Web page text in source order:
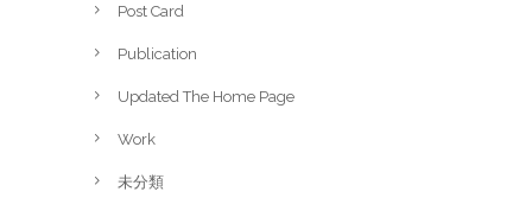
Post Card
Publication
Updated The Home Page
Work
未分類